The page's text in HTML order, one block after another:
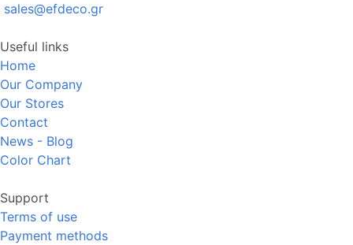
sales@efdeco.gr
Useful links
Home
Our Company
Our Stores
Contact
News - Blog
Color Chart
Support
Terms of use
Payment methods